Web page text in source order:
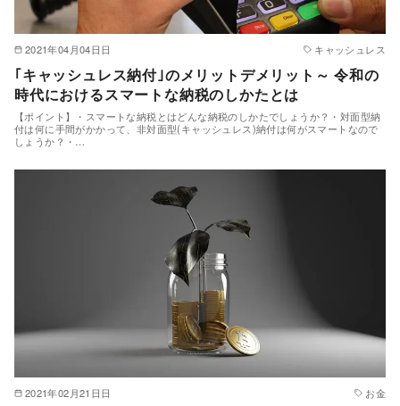
2021年04月04日日 キャッシュレス
｢キャッシュレス納付｣のメリットデメリット～ 令和の
時代におけるスマートな納税のしかたとは
【ポイント】・スマートな納税とはどんな納税のしかたでしょうか？・対面型納
付は何に手間がかかって、非対面型(キャッシュレス)納付は何がスマートなので
しょうか？・…
2021年02月21日日 お金